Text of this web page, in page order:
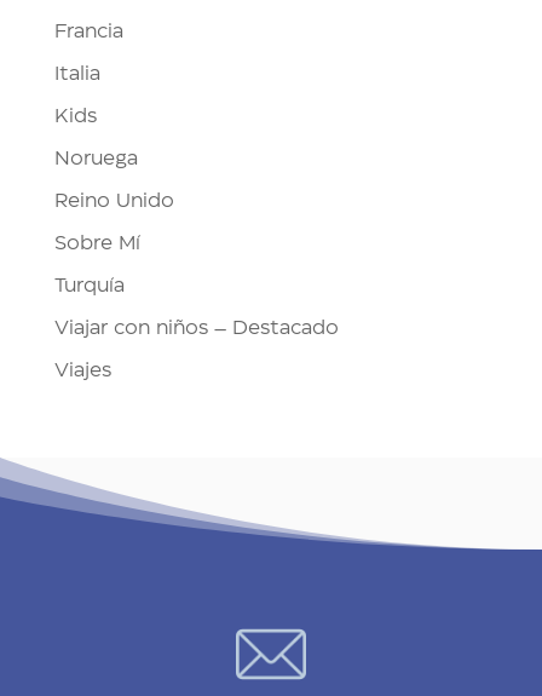
Francia
Italia
Kids
Noruega
Reino Unido
Sobre Mí
Turquía
Viajar con niños – Destacado
Viajes